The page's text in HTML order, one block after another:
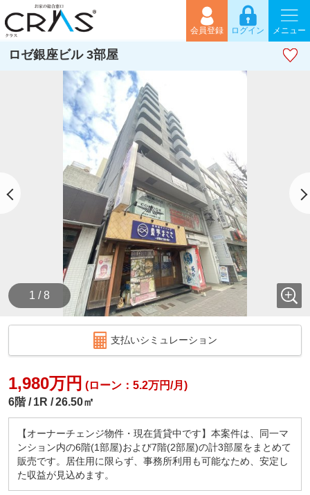
会員登録 ログイン メニュー
ロゼ銀座ビル 3部屋
1 / 8
支払いシミュレーション
1,980万円 (ローン：5.2万円/月)
6階
1R 26.50㎡
【オーナーチェンジ物件・現在賃貸中です】本案件は、同一マ
ンション内の6階(1部屋)および7階(2部屋)の計3部屋をまとめて
販売です。居住用に限らず、事務所利用も可能なため、安定し
た収益が見込めます。